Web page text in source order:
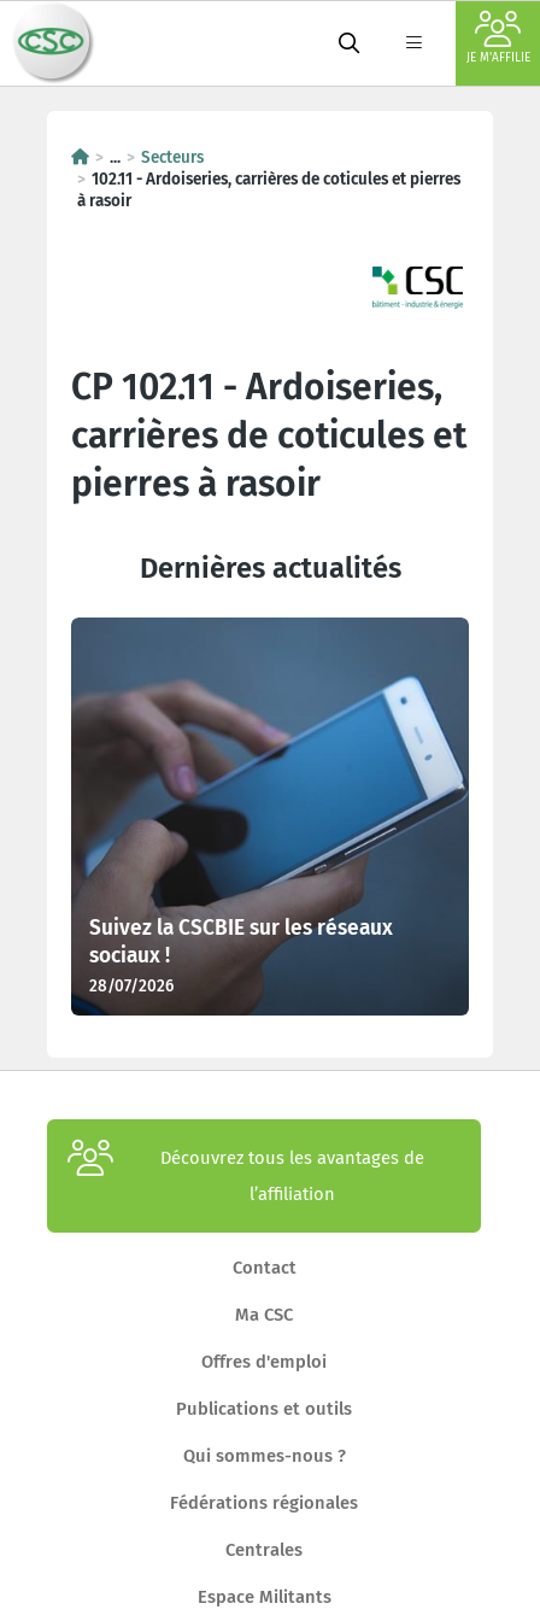
JE M'AFFILIE
...
Secteurs
102.11 - Ardoiseries, carrières de coticules et pierres
à rasoir
CP 102.11 - Ardoiseries,
carrières de coticules et
pierres à rasoir
Dernières actualités
Suivez la CSCBIE sur les réseaux
sociaux !
28/07/2026
Découvrez tous les avantages de
l’affiliation
Contact
Ma CSC
Offres d'emploi
Publications et outils
Qui sommes-nous ?
Fédérations régionales
Centrales
Espace Militants